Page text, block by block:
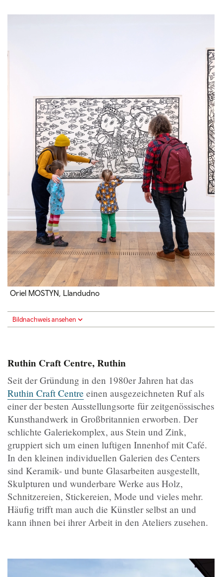
Oriel MOSTYN, Llandudno
Bildnachweis ansehen
Ruthin Craft Centre, Ruthin
Seit der Gründung in den 1980er Jahren hat das
Ruthin Craft Centre einen ausgezeichneten Ruf als
einer der besten Ausstellungsorte für zeitgenössisches
Kunsthandwerk in Großbritannien erworben. Der
schlichte Galeriekomplex, aus Stein und Zink,
gruppiert sich um einen luftigen Innenhof mit Café.
In den kleinen individuellen Galerien des Centers
sind Keramik- und bunte Glasarbeiten ausgestellt,
Skulpturen und wunderbare Werke aus Holz,
Schnitzereien, Stickereien, Mode und vieles mehr.
Häufig trifft man auch die Künstler selbst an und
kann ihnen bei ihrer Arbeit in den Ateliers zusehen.